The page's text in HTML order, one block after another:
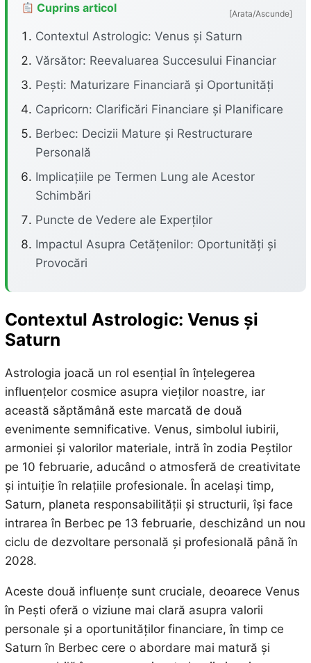
Cuprins articol [Arata/Ascunde]
Contextul Astrologic: Venus și Saturn
Vărsător: Reevaluarea Succesului Financiar
Pești: Maturizare Financiară și Oportunități
Capricorn: Clarificări Financiare și Planificare
Berbec: Decizii Mature și Restructurare
Personală
Implicațiile pe Termen Lung ale Acestor
Schimbări
Puncte de Vedere ale Experților
Impactul Asupra Cetățenilor: Oportunități și
Provocări
Contextul Astrologic: Venus și
Saturn
Astrologia joacă un rol esențial în înțelegerea
influențelor cosmice asupra vieților noastre, iar
această săptămână este marcată de două
evenimente semnificative. Venus, simbolul iubirii,
armoniei și valorilor materiale, intră în zodia Peștilor
pe 10 februarie, aducând o atmosferă de creativitate
și intuiție în relațiile profesionale. În același timp,
Saturn, planeta responsabilității și structurii, își face
intrarea în Berbec pe 13 februarie, deschizând un nou
ciclu de dezvoltare personală și profesională până în
2028.
Aceste două influențe sunt cruciale, deoarece Venus
în Pești oferă o viziune mai clară asupra valorii
personale și a oportunităților financiare, în timp ce
Saturn în Berbec cere o abordare mai matură și